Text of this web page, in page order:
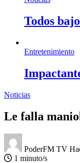
Todos
Entretenimiento
Noticias
Le falla
PoderFM TV
1 minuto/s